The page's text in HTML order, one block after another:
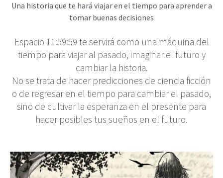
Una historia que te hará viajar en el tiempo para aprender a
tomar buenas decisiones
Espacio 11:59:59 te servirá como una máquina del
tiempo para viajar al pasado, imaginar el futuro y
cambiar la historia.
No se trata de hacer predicciones de ciencia ficción
o de regresar en el tiempo para cambiar el pasado,
sino de cultivar la esperanza en el presente para
hacer posibles tus sueños en el futuro.